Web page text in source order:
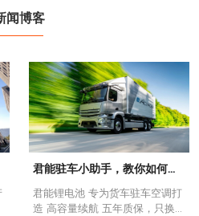
闻博客
君能驻车小助手，教你如何选择驻车锂电池
君能锂电池 专为货车驻车空调打
造 高容量续航 五年质保，只换不